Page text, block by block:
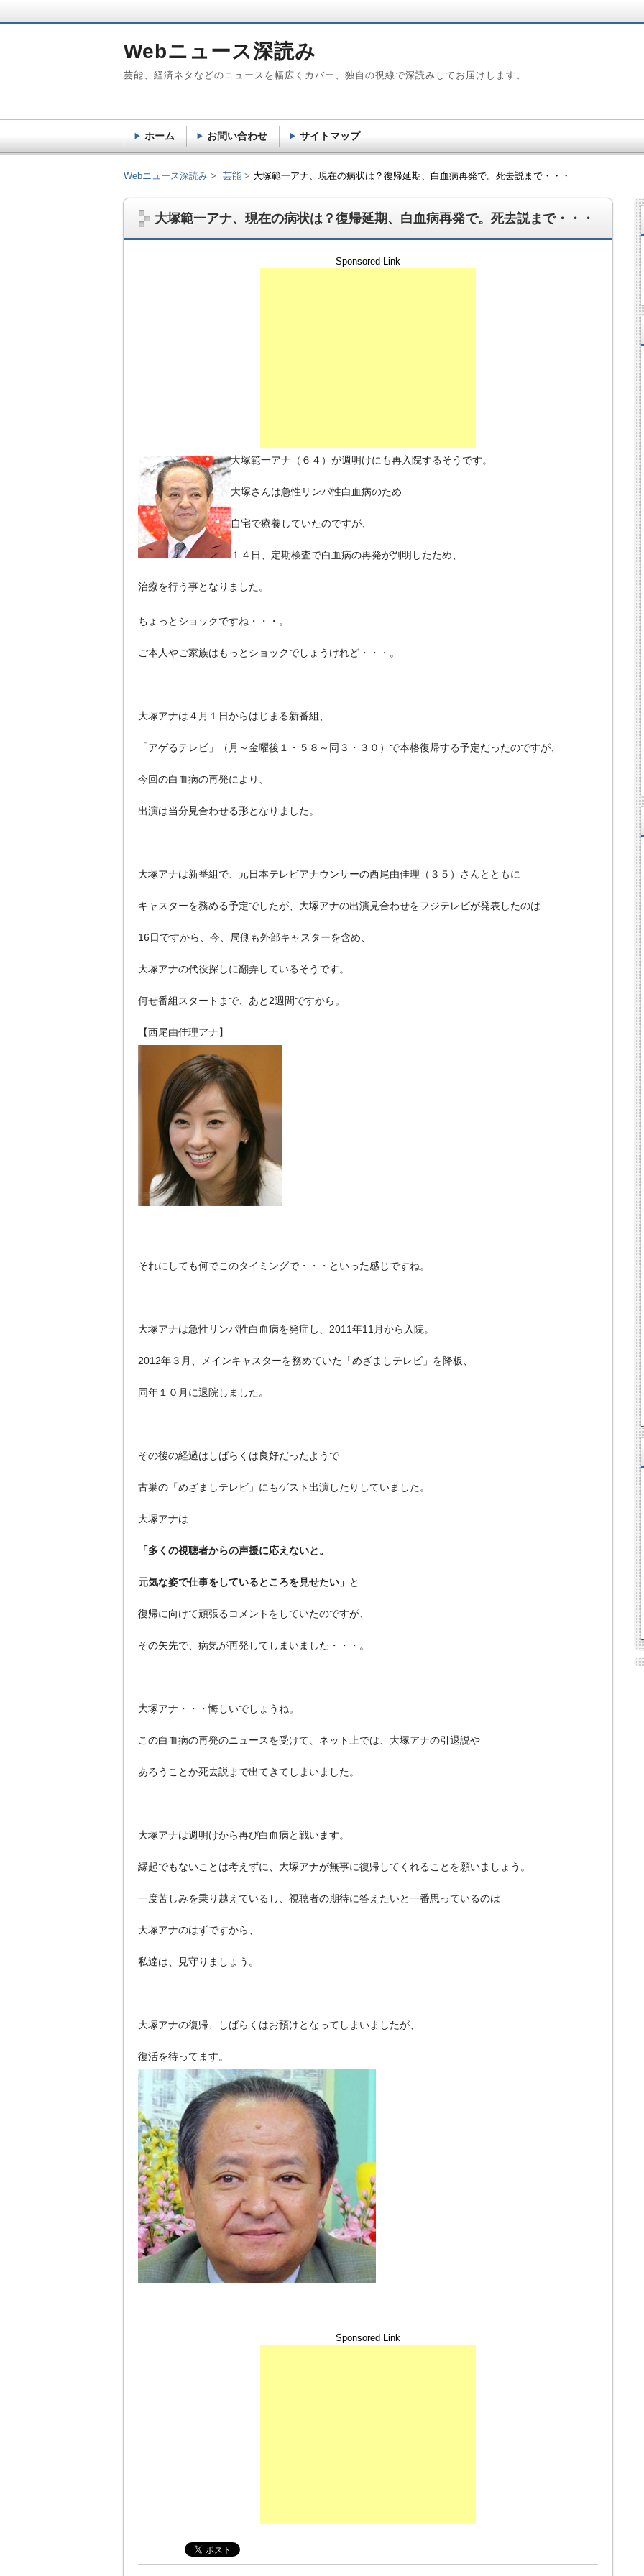
大塚範一アナ、現在の病状は？復帰延期、白血病再発で。死去説まで・・・
Sponsored Link
大塚範一アナ（６４）が週明けにも再入院するそうです。
大塚さんは急性リンパ性白血病のため
自宅で療養していたのですが、
１４日、定期検査で白血病の再発が判明したため、
治療を行う事となりました。
ちょっとショックですね・・・。
ご本人やご家族はもっとショックでしょうけれど・・・。
大塚アナは４月１日からはじまる新番組、
「アゲるテレビ」（月～金曜後１・５８～同３・３０）で本格復帰する予定だったのですが、
今回の白血病の再発により、
出演は当分見合わせる形となりました。
大塚アナは新番組で、元日本テレビアナウンサーの西尾由佳理（３５）さんとともに
キャスターを務める予定でしたが、大塚アナの出演見合わせをフジテレビが発表したのは
16日ですから、今、局側も外部キャスターを含め、
大塚アナの代役探しに翻弄しているそうです。
何せ番組スタートまで、あと2週間ですから。
【西尾由佳理アナ】
それにしても何でこのタイミングで・・・といった感じですね。
大塚アナは急性リンパ性白血病を発症し、2011年11月から入院。
2012年３月、メインキャスターを務めていた「めざましテレビ」を降板、
同年１０月に退院しました。
その後の経過はしばらくは良好だったようで
古巣の「めざましテレビ」にもゲスト出演したりしていました。
大塚アナは
「多くの視聴者からの声援に応えないと。
元気な姿で仕事をしているところを見せたい」 と
復帰に向けて頑張るコメントをしていたのですが、
その矢先で、病気が再発してしまいました・・・。
大塚アナ・・・悔しいでしょうね。
この白血病の再発のニュースを受けて、ネット上では、大塚アナの引退説や
あろうことか死去説まで出てきてしまいました。
大塚アナは週明けから再び白血病と戦います。
縁起でもないことは考えずに、大塚アナが無事に復帰してくれることを願いましょう。
一度苦しみを乗り越えているし、視聴者の期待に答えたいと一番思っているのは
大塚アナのはずですから、
私達は、見守りましょう。
大塚アナの復帰、しばらくはお預けとなってしまいましたが、
復活を待ってます。
Sponsored Link
Webニュース深読み 芸能 大塚範一アナ、現在の病状は？復帰延期、白血病再発で。死去説まで・・・
Webニュース深読み
芸能、経済ネタなどのニュースを幅広くカバー、独自の視線で深読みしてお届けします。
ホーム お問い合わせ サイトマップ